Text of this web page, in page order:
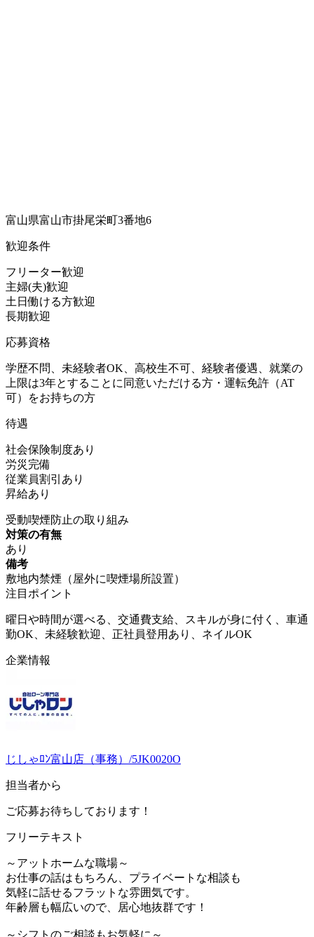
富山県富山市掛尾栄町3番地6
歓迎条件
フリーター歓迎
主婦(夫)歓迎
土日働ける方歓迎
長期歓迎
応募資格
学歴不問、未経験者OK、高校生不可、経験者優遇、就業の
上限は3年とすることに同意いただける方・運転免許（AT
可）をお持ちの方
待遇
社会保険制度あり
労災完備
従業員割引あり
昇給あり
受動喫煙防止の取り組み
対策の有無
あり
備考
敷地内禁煙（屋外に喫煙場所設置）
注目ポイント
曜日や時間が選べる、交通費支給、スキルが身に付く、車通
勤OK、未経験歓迎、正社員登用あり、ネイルOK
企業情報
じしゃﾛﾝ富山店（事務）/5JK0020O
担当者から
ご応募お待ちしております！
フリーテキスト
～アットホームな職場～
お仕事の話はもちろん、プライベートな相談も
気軽に話せるフラットな雰囲気です。
年齢層も幅広いので、居心地抜群です！
～シフトのご相談もお気軽に～